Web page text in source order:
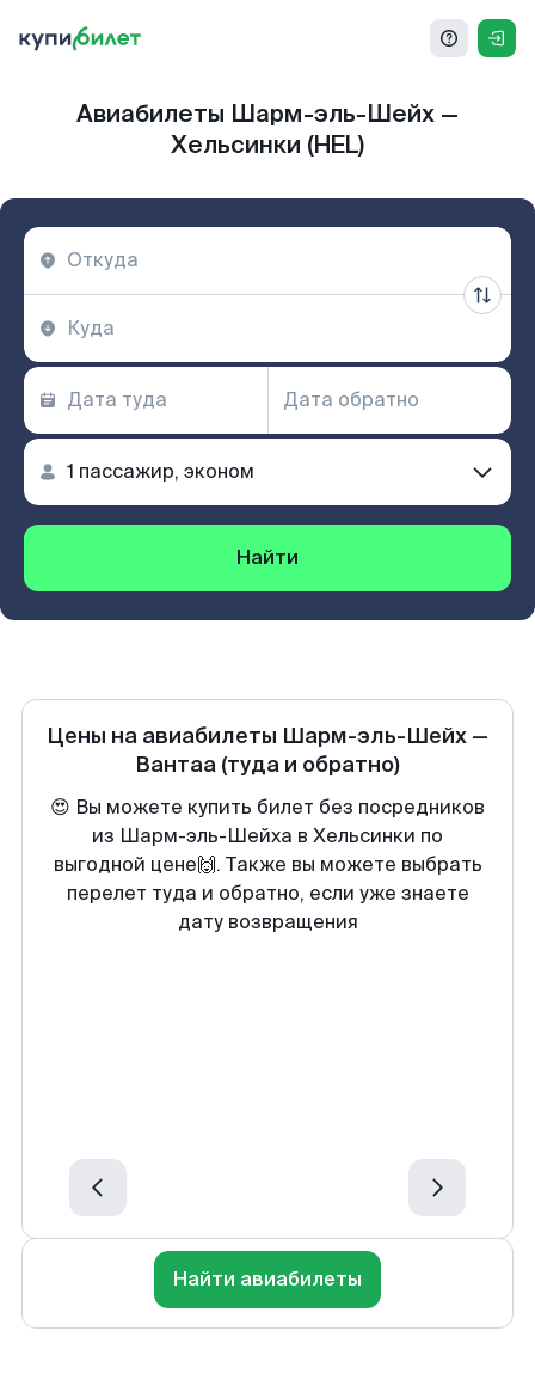
Авиабилеты Шарм-эль-Шейх —
Хельсинки (HEL)
Найти
Цены на авиабилеты Шарм-эль-Шейх —
Вантаа (туда и обратно)
😍 Вы можете купить билет без посредников
из Шарм-эль-Шейха в Хельсинки по
выгодной цене🙌. Также вы можете выбрать
перелет туда и обратно, если уже знаете
дату возвращения
Найти авиабилеты